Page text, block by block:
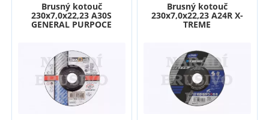
Brusný kotouč
230x7,0x22,23 A30S
GENERAL PURPOCE
Brusný kotouč
230x7,0x22,23 A24R X-
TREME